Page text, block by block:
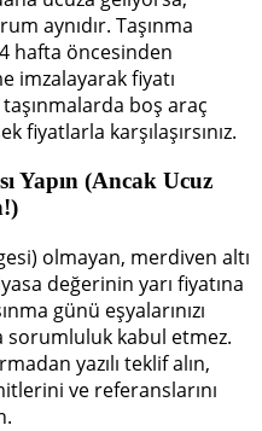
aynıdır. Taşınma
hafta öncesinden
imzalayarak fiyatı
boş araç
fiyatlarla karşılaşırsınız.
Yapın (Ancak Ucuz
olmayan, merdiven altı
değerinin yarı fiyatına
günü eşyalarınızı
sorumluluk kabul etmez.
yazılı teklif alın,
ve referanslarını